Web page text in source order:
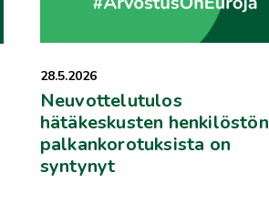
28.5.2026
Neuvottelutulos
hätäkeskusten henkilöstön
palkankorotuksista on
syntynyt